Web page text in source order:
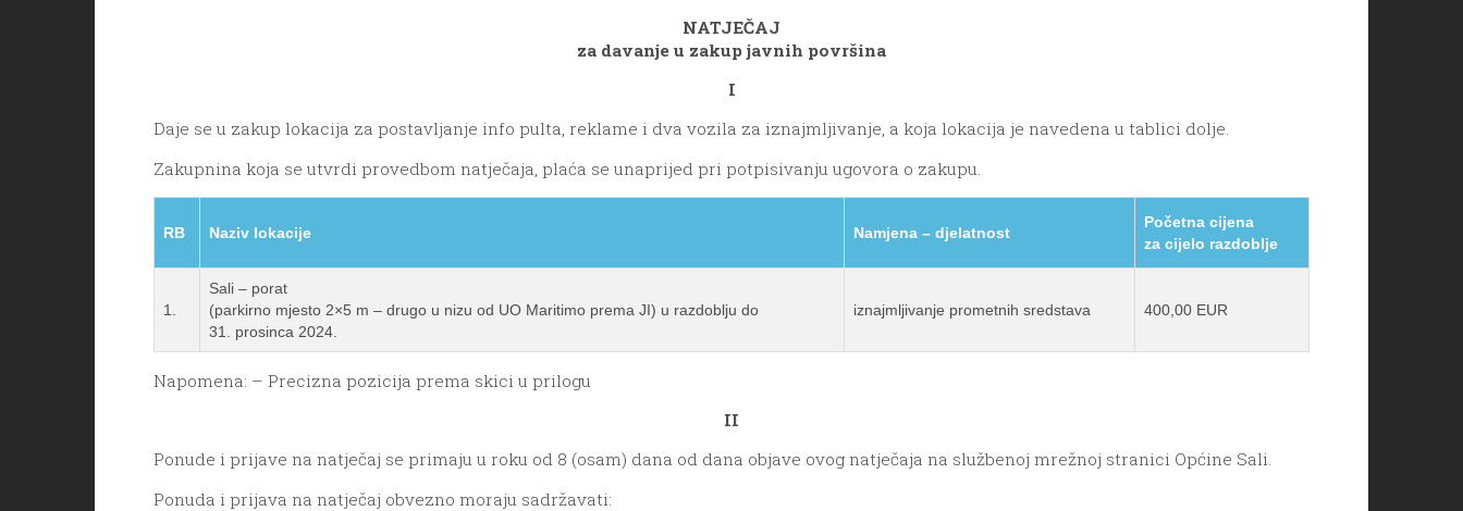
NATJEČAJ
za davanje u zakup javnih površina
I
Daje se u zakup lokacija za postavljanje info pulta, reklame i dva vozila za iznajmljivanje, a koja lokacija je navedena u tablici dolje.
Zakupnina koja se utvrdi provedbom natječaja, plaća se unaprijed pri potpisivanju ugovora o zakupu.
RB Naziv lokacije Namjena – djelatnost
Početna cijena
za cijelo razdoblje
1.
Sali – porat
(parkirno mjesto 2×5 m – drugo u nizu od UO Maritimo prema JI) u razdoblju do
31. prosinca 2024.
iznajmljivanje prometnih sredstava 400,00 EUR
Napomena: – Precizna pozicija prema skici u prilogu
II
Ponude i prijave na natječaj se primaju u roku od 8 (osam) dana od dana objave ovog natječaja na službenoj mrežnoj stranici Općine Sali.
Ponuda i prijava na natječaj obvezno moraju sadržavati: